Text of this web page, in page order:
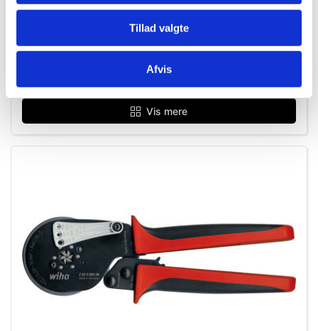
Tillad valgte
Afvis
Wiha Vandpumpetang Industrial m. trykknap
Vis mere